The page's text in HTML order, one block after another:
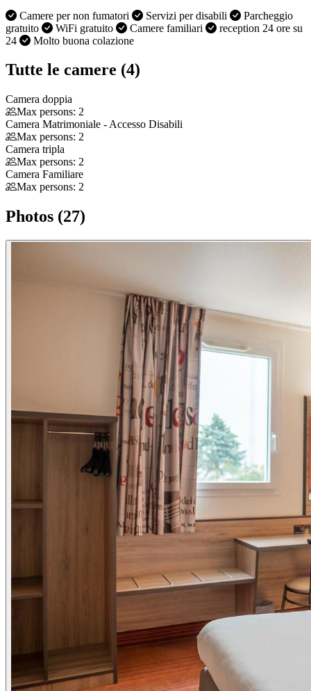
Camere per non fumatori Servizi per disabili
Parcheggio
gratuito
WiFi gratuito Camere familiari
reception 24 ore su
24
Molto buona colazione
Tutte le camere (4)
Camera doppia
Max persons: 2
Camera Matrimoniale - Accesso Disabili
Max persons: 2
Camera tripla
Max persons: 2
Camera Familiare
Max persons: 2
Photos (27)